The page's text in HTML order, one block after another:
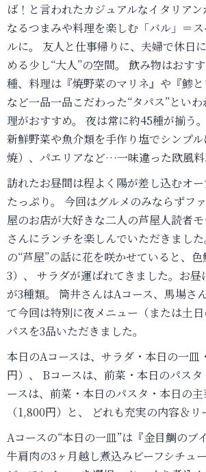
ば！と言われたカジュアルなイタリア
なるつまみや料理を楽しむ「バル」＝
ルに。 友人と仕事帰りに、夫婦で休日
める少し“大人”の空間。 飲み物はおす
種、料理は『焼野菜のマリネ』や『鯵
など一品一品こだわった“タパス”とい
理がおすすめ。 夜は常に約45種が揃う
新鮮野菜や魚介類を手作り塩でシンプ
焼）、パエリアなど…一味違った欧風料
訪れたお昼間は程よく陽が差し込むオ
たっぷり。 今回はグルメのみならずフ
屋のお店が大好きな二人の芦屋人読者
さんにランチを楽しんでいただきまし
の“芦屋”の話に花を咲かせていると、
3）、 サラダが運ばれてきました。お
が3種類。 筒井さんはAコース、馬場さ
て今回は特別に夜メニュー（または土
パスを3品いただきました。
本日のAコースは、サラダ・本日の一
円）、 Bコースは、前菜・本日のパス
ースは、前菜・本日のパスタ・本日の
（1,800円）と、 どれも充実の内容＆
Aコースの“本日の一皿”は『金目鯛のブ
牛肩肉の3ヶ月越し煮込みビーフシチュ